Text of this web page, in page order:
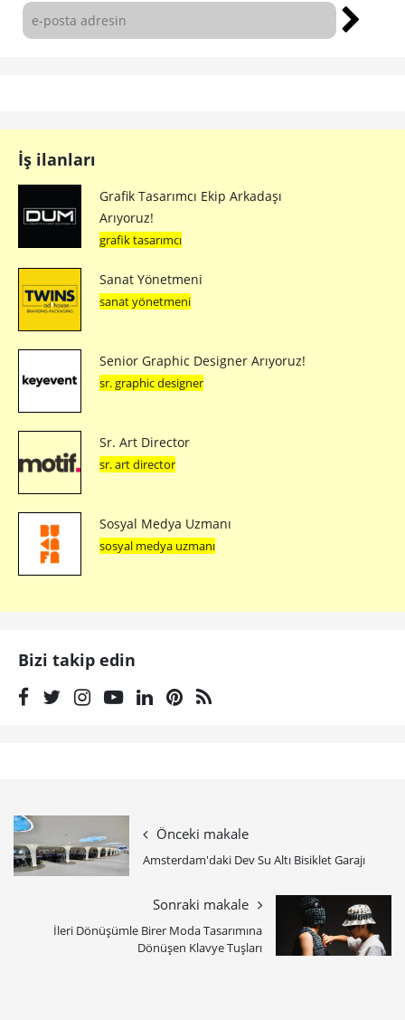
İş ilanları
Grafik Tasarımcı Ekip Arkadaşı
Arıyoruz!
grafik tasarımcı
Sanat Yönetmeni
sanat yönetmeni
Senior Graphic Designer Arıyoruz!
sr. graphic designer
Sr. Art Director
sr. art director
Sosyal Medya Uzmanı
sosyal medya uzmanı
Bizi takip edin
Önceki makale
Amsterdam'daki Dev Su Altı Bisiklet Garajı
Sonraki makale
İleri Dönüşümle Birer Moda Tasarımına
Dönüşen Klavye Tuşları